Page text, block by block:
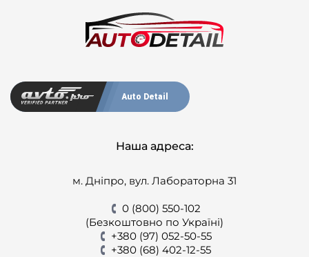
Auto Detail
Наша адреса:
м. Дніпро, вул. Лабораторна 31
0 (800) 550-102
(Безкоштовно по Україні)
+380 (97) 052-50-55
+380 (68) 402-12-55